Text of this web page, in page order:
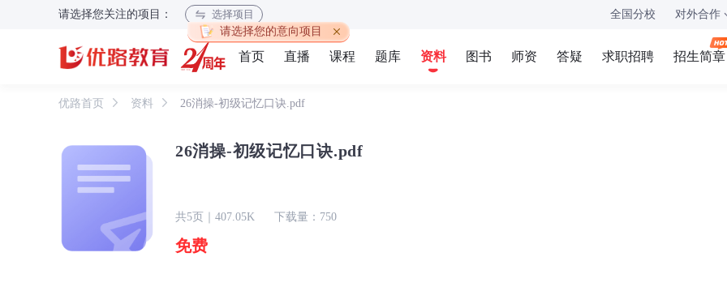
请选择您关注的项目：
选择项目
请选择您的意向项目
全国分校 对外合作
首页 直播 课程 题库 资料 图书 师资 答疑 求职招聘 招生简章
优路首页 资料 26消操-初级记忆口诀.pdf
26消操-初级记忆口诀.pdf
共5页｜407.05K 下载量：750
免费